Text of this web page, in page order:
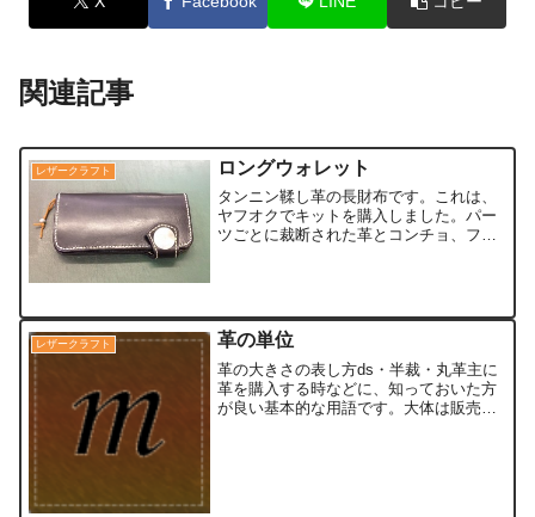
関連記事
レザークラフト ロングウォレット
タンニン鞣し革の長財布です。これは、
ヤフオクでキットを購入しました。パー
ツごとに裁断された革とコンチョ、ファ
レザークラフト 革の単位
革の大きさの表し方ds・半裁・丸革主に
革を購入する時などに、知っておいた方
が良い基本的な用語です。大体は販売し